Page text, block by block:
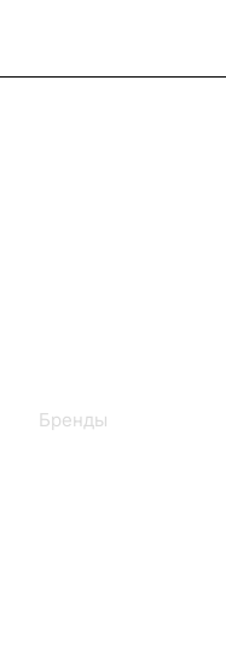
Бренды